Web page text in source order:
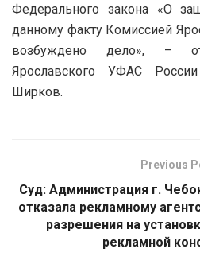
Федерального закона «О
данному факту Комиссией
возбуждено дело», –
Ярославского УФАС
Ширков.
Previous
Суд: Администрация г.
отказала рекламному
разрешения на
рекламной